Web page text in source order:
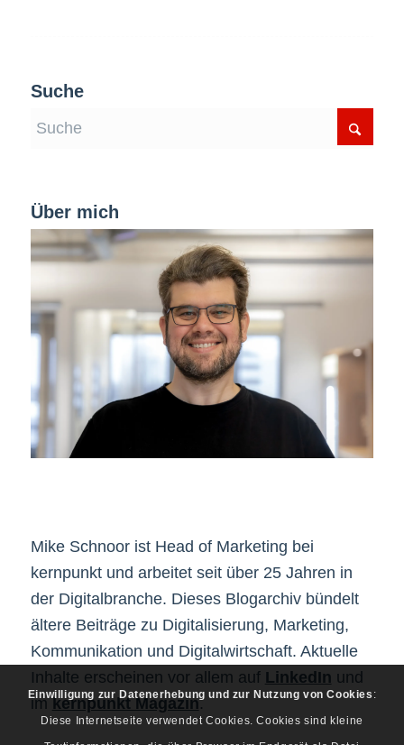
Suche
Über mich
Mike Schnoor ist Head of Marketing bei
kernpunkt und arbeitet seit über 25 Jahren in
der Digitalbranche. Dieses Blogarchiv bündelt
ältere Beiträge zu Digitalisierung, Marketing,
Kommunikation und Digitalwirtschaft. Aktuelle
Inhalte erscheinen vor allem auf LinkedIn und
imkernpunkt Magazin.
Einwilligung zur Datenerhebung und zur Nutzung von Cookies :
Diese Internetseite verwendet Cookies. Cookies sind kleine